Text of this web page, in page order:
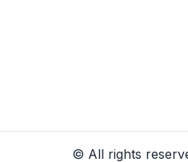
© All rights